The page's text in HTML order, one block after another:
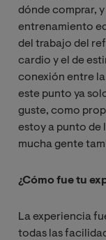
dónde comprar,
entrenamiento
del trabajo del
cardio y el de
conexión entre la
este punto ya
guste, como
estoy a punto de
mucha gente
¿Cómo fue tu
La experiencia
todas las